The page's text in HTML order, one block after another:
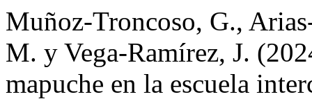
Muñoz-Troncoso, G.,
M. y Vega-Ramírez, J.
mapuche en la escuela